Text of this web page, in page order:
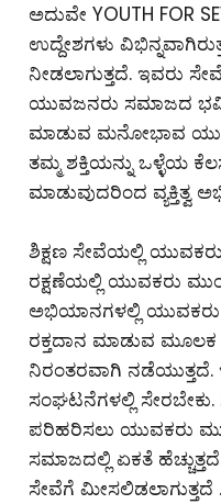
ಅದುವೇ YOUTH FOR
ಉದ್ದೇಶಗಳು
ನೀಡಲಾಗುತ್ತದೆ. ಇವರು
ಯುವಜನರು ಸಮಾಜದ
ಮಾಡುವ ಮನೋಭಾವ
ತಮ್ಮ ಶಕ್ತಿಯನ್ನು ಒಳ್ಳೆಯ
ಮಾಡುವುದರಿಂದ ವ್ಯಕ್ತಿತ್ವ
ಶಿಕ್ಷಣ ಸೇವೆಯಲ್ಲಿ
ರಕ್ಷಣೆಯಲ್ಲಿ ಯುವಕರು
ಅಭಿಯಾನಗಳಲ್ಲಿ ಯುವಕರು
ರಕ್ತದಾನ ಮಾಡುವ
ನಿರಂತರವಾಗಿ
ಸಂಘಟನೆಗಳಲ್ಲಿ
ಪರಿಹರಿಸಲು ಯುವಕರು
ಸಮಾಜದಲ್ಲಿ ಏಕತೆ
ಸೇವೆಗೆ ಮೀಸಲಿಡಲಾಗುತ್ತದೆ .